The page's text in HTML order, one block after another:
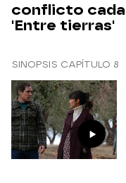
conflicto cada
'Entre tierras'
SINOPSIS CAPÍTULO 8